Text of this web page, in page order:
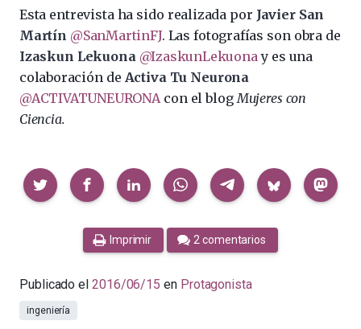
Esta entrevista ha sido realizada por Javier San
Martín @SanMartinFJ. Las fotografías son obra de
Izaskun Lekuona @IzaskunLekuona y es una
colaboración de Activa Tu Neurona
@ACTIVATUNEURONAcon el blog Mujeres con
Ciencia.
Compartir
Imprimir 2 comentarios
Publicado el 2016/06/15 en Protagonista
ingeniería